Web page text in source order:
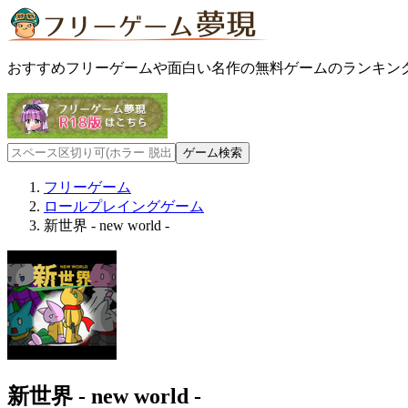
おすすめフリーゲームや面白い名作の無料ゲームのランキン
フリーゲーム
ロールプレイングゲーム
新世界 - new world -
新世界 - new world -